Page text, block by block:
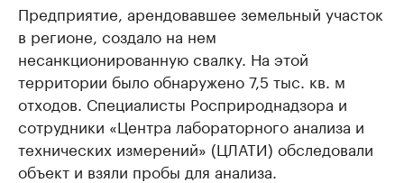
Предприятие, арендовавшее земельный участок
в регионе, создало на нем
несанкционированную свалку. На этой
территории было обнаружено 7,5 тыс. кв. м
отходов. Специалисты Росприроднадзора и
сотрудники «Центра лабораторного анализа и
технических измерений» (ЦЛАТИ) обследовали
объект и взяли пробы для анализа.